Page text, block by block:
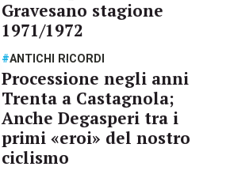
Gravesano stagione
1971/1972
#ANTICHI RICORDI
Processione negli anni
Trenta a Castagnola;
Anche Degasperi tra i
primi «eroi» del nostro
ciclismo